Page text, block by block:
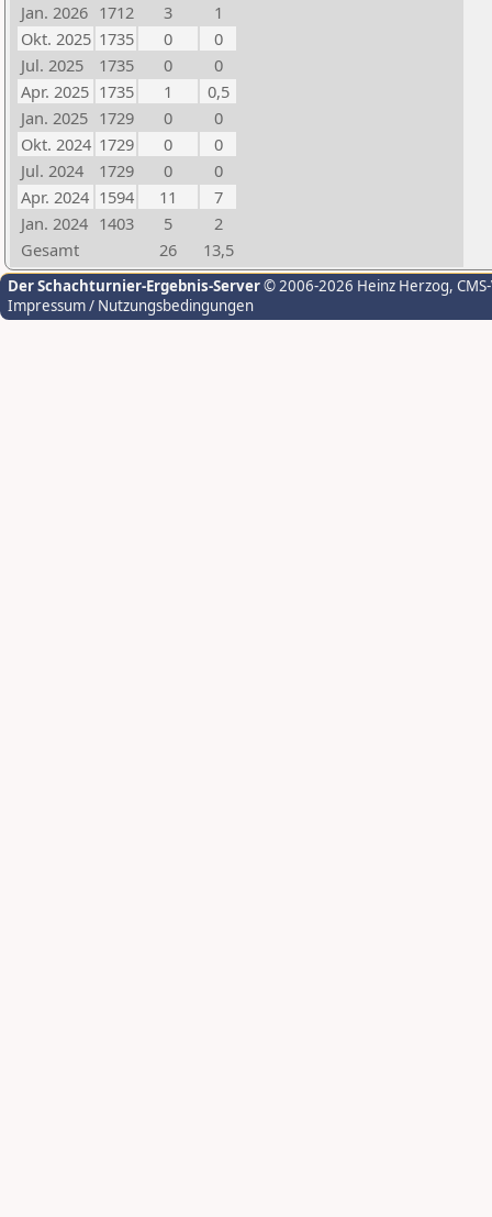
Jan. 2026 1712 3
1
Okt. 2025 1735 0
0
Jul. 2025
1735 0
0
Apr. 2025 1735 1
0,5
Jan. 2025 1729 0
0
Okt. 2024 1729 0
0
Jul. 2024
1729 0
0
Apr. 2024 1594 11
7
Jan. 2024 1403 5
2
Gesamt
26 13,5
Der Schachturnier-Ergebnis-Server© 2006-2026 Heinz Herzog,
Impressum / Nutzungsbedingungen